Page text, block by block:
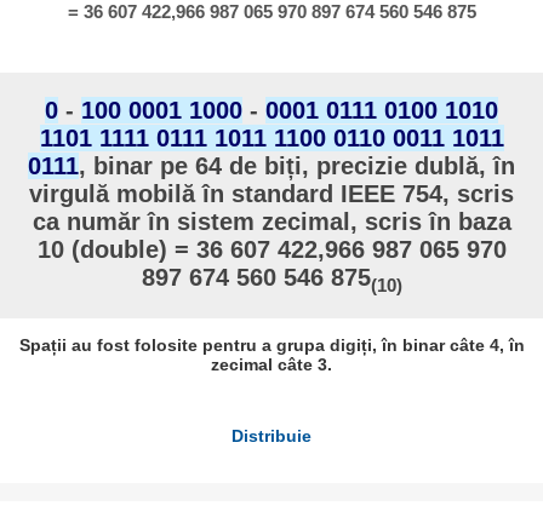
= 36 607 422,966 987 065 970 897 674 560 546 875
0 - 100 0001 1000 - 0001 0111 0100 1010
1101 1111 0111 1011 1100 0110 0011 1011
0111, binar pe 64 de biți, precizie dublă, în
virgulă mobilă în standard IEEE 754, scris
ca număr în sistem zecimal, scris în baza
10 (double) = 36 607 422,966 987 065 970
897 674 560 546 875(10)
Spații au fost folosite pentru a grupa digiți, în binar câte 4, în
zecimal câte 3.
Distribuie